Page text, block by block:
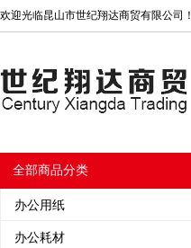
欢迎光临昆山市世纪翔达商贸有限公司！
全部商品分类
办公用纸
办公耗材